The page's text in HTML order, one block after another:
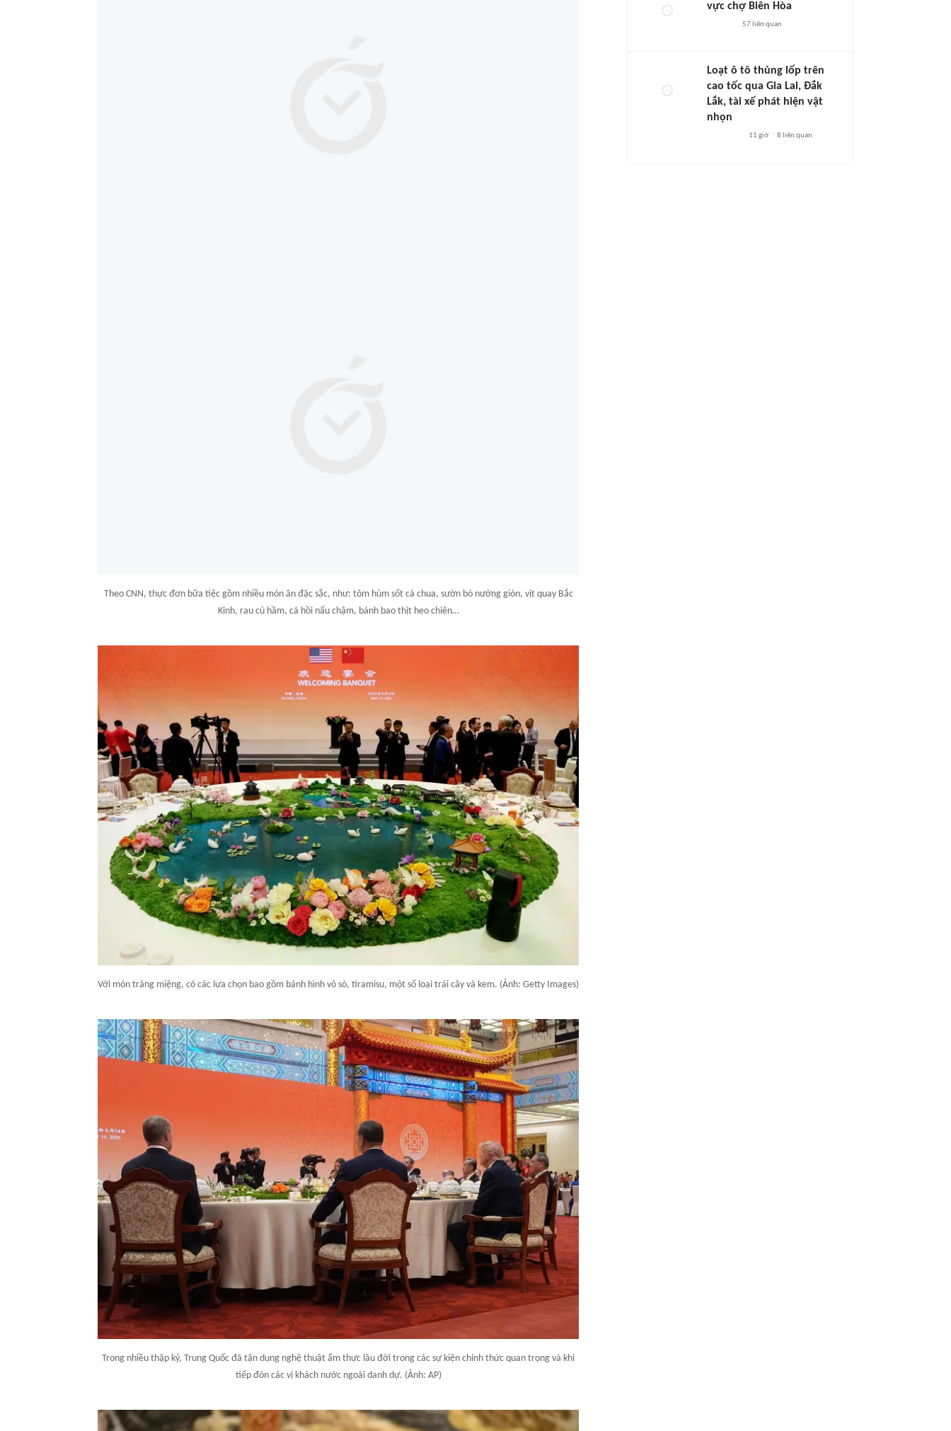
Theo CNN, thực đơn bữa tiệc gồm nhiều món ăn đặc sắc, như: tôm hùm sốt cà chua, sườn bò nướng giòn, vịt quay Bắc
Kinh, rau củ hầm, cá hồi nấu chậm, bánh bao thịt heo chiên…
Với món tráng miệng, có các lựa chọn bao gồm bánh hình vỏ sò, tiramisu, một số loại trái cây và kem. (Ảnh: Getty Images)
Trong nhiều thập kỷ, Trung Quốc đã tận dụng nghệ thuật ẩm thực lâu đời trong các sự kiện chính thức quan trọng và khi
tiếp đón các vị khách nước ngoài danh dự. (Ảnh: AP)
vực chợ Biên Hòa
57liên quan
Loạt ô tô thủng lốp trên
cao tốc qua Gia Lai, Đắk
Lắk, tài xế phát hiện vật
nhọn
11 giờ 8 liên quan